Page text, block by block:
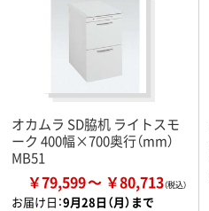
オカムラ SD脇机 ライトスモ
ーク 400幅×700奥行（mm）
MB51
￥79,599 ￥80,713
お届け日：9月28日（月）まで